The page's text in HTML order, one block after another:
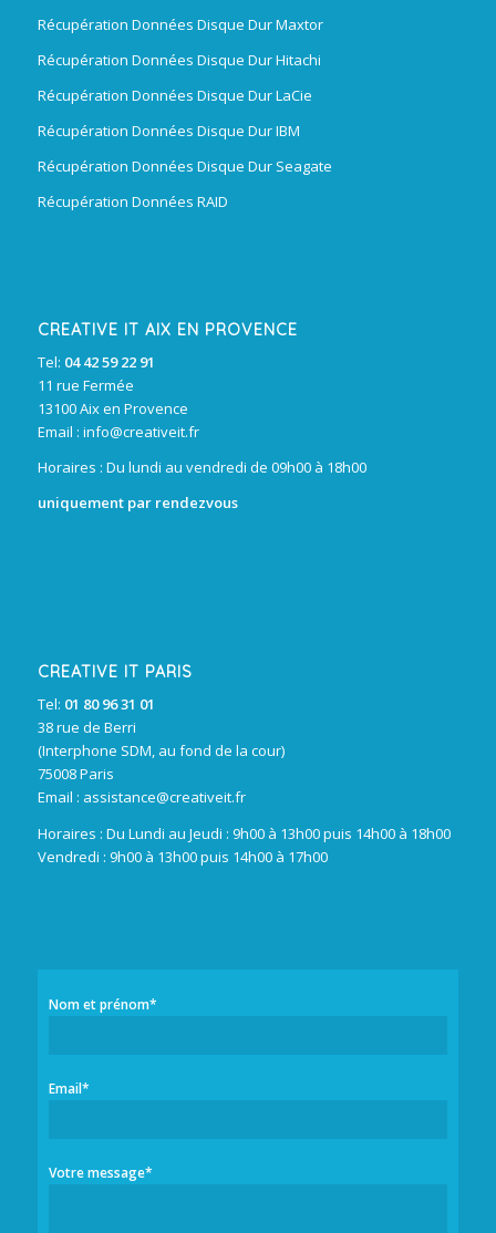
Récupération Données Disque Dur Maxtor
Récupération Données Disque Dur Hitachi
Récupération Données Disque Dur LaCie
Récupération Données Disque Dur IBM
Récupération Données Disque Dur Seagate
Récupération Données RAID
CREATIVE IT AIX EN PROVENCE
Tel: 04 42 59 22 91
11 rue Fermée
13100 Aix en Provence
Email : info@creativeit.fr
Horaires : Du lundi au vendredi de 09h00 à 18h00
uniquement par rendezvous
CREATIVE IT PARIS
Tel: 01 80 96 31 01
38 rue de Berri
(Interphone SDM, au fond de la cour)
75008 Paris
Email : assistance@creativeit.fr
Horaires : Du Lundi au Jeudi : 9h00 à 13h00 puis 14h00 à 18h00
Vendredi : 9h00 à 13h00 puis 14h00 à 17h00
Nom et prénom*
Email*
Votre message*